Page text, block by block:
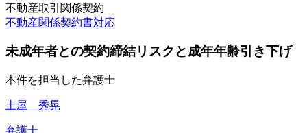
不動産取引関係契約
不動産関係契約書対応
未成年者との契約締結リスクと成年年齢引き下げ
本件を担当した弁護士
土屋 秀晃
弁護士